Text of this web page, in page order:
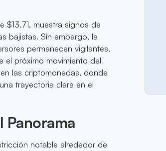
muestra signos de
bajistas. Sin embargo, la
permanecen vigilantes,
el próximo movimiento del
las criptomonedas, donde
trayectoria clara en el
Panorama
notable alrededor de